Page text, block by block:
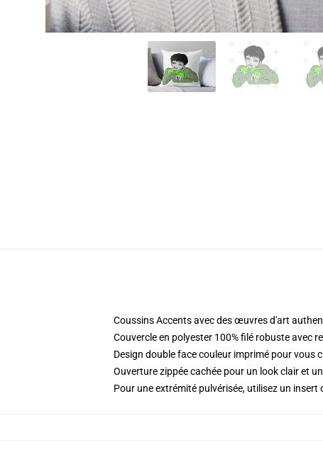
Coussins Accents avec des œuvres d'art
Couvercle en polyester 100% filé robuste avec
Design double face couleur imprimé pour vous
Ouverture zippée cachée pour un look clair et
Pour une extrémité pulvérisée, utilisez un